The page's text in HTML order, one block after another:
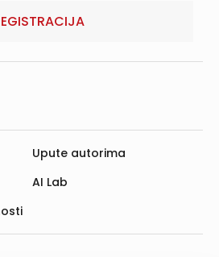
Upute autorima
AI Lab